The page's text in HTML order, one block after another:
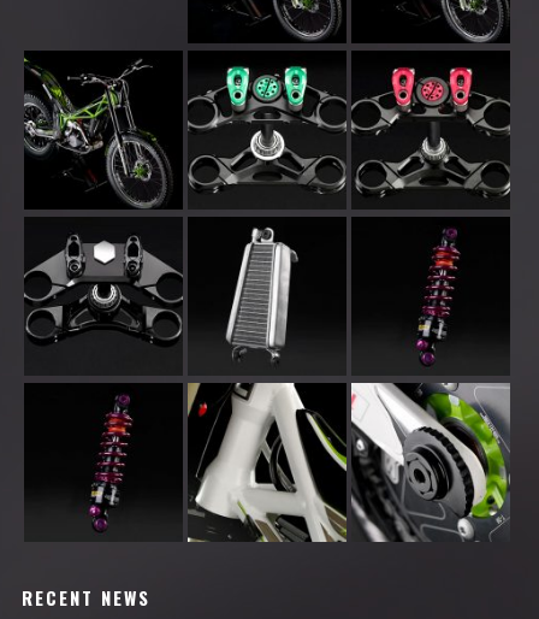
RECENT NEWS